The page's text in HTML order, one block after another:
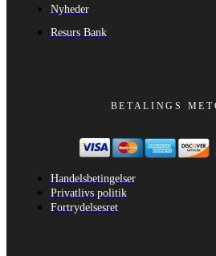
Nyheder
Resurs Bank
BETALINGS
Handelsbetingelser
Privatlivs politik
Fortrydelsesret